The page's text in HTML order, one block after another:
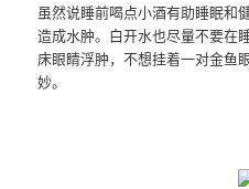
虽然说睡前喝点小酒有助睡眠和
造成水肿。白开水也尽量不要在
床眼睛浮肿，不想挂着一对金鱼
妙。